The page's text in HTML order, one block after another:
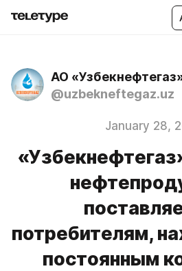
АО
@uzbekneftegaz.uz
January 28,
потребителям,
постоянным